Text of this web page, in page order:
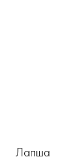
Лапша